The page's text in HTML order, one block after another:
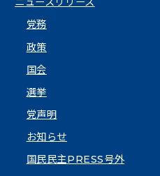
党務
政策
国会
選挙
党声明
お知らせ
国民民主PRESS号外